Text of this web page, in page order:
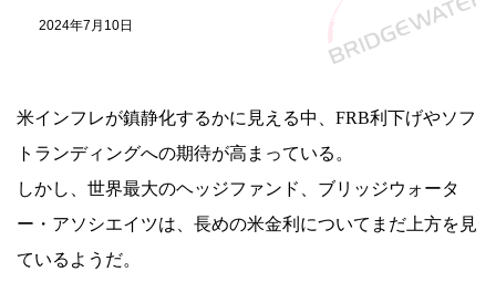
2024年7月10日
米インフレが鎮静化するかに見える中、FRB利下げやソフ
トランディングへの期待が高まっている。
しかし、世界最大のヘッジファンド、ブリッジウォータ
ー・アソシエイツは、長めの米金利についてまだ上方を見
ているようだ。